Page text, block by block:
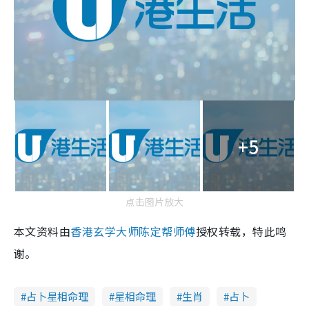
+5
点击图片放大
本文资料由香港玄学大师陈定帮师傅授权转载，特此鸣
谢。
占卜星相命理 星相命理 生肖
占卜